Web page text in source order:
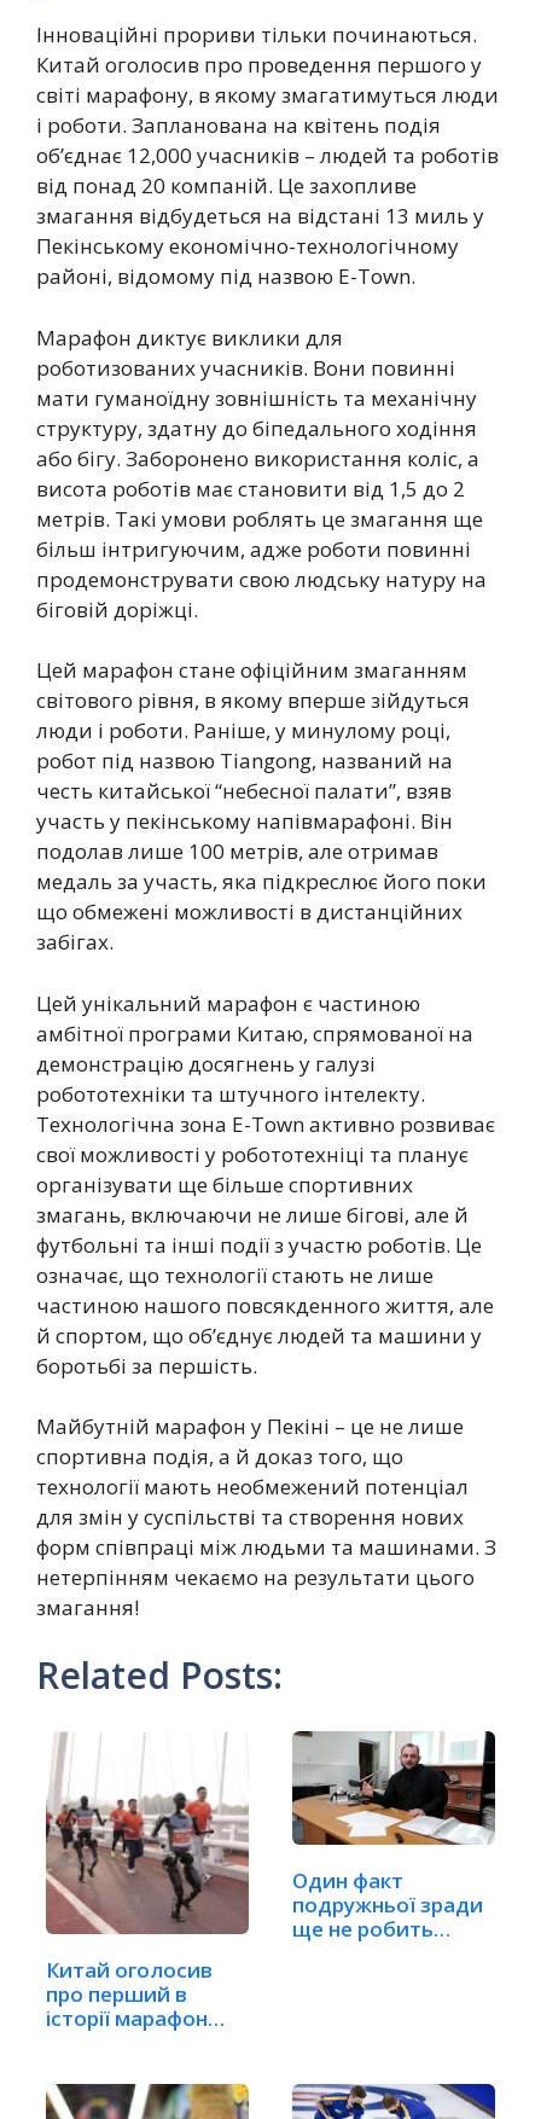
Інноваційні прориви тільки починаються.
Китай оголосив про проведення першого у
світі марафону, в якому змагатимуться люди
і роботи. Запланована на квітень подія
об’єднає 12,000 учасників – людей та роботів
від понад 20 компаній. Це захопливе
змагання відбудеться на відстані 13 миль у
Пекінському економічно-технологічному
районі, відомому під назвою E-Town.
Марафон диктує виклики для
роботизованих учасників. Вони повинні
мати гуманоїдну зовнішність та механічну
структуру, здатну до біпедального ходіння
або бігу. Заборонено використання коліс, а
висота роботів має становити від 1,5 до 2
метрів. Такі умови роблять це змагання ще
більш інтригуючим, адже роботи повинні
продемонструвати свою людську натуру на
біговій доріжці.
Цей марафон стане офіційним змаганням
світового рівня, в якому вперше зійдуться
люди і роботи. Раніше, у минулому році,
робот під назвою Tiangong, названий на
честь китайської “небесної палати”, взяв
участь у пекінському напівмарафоні. Він
подолав лише 100 метрів, але отримав
медаль за участь, яка підкреслює його поки
що обмежені можливості в дистанційних
забігах.
Цей унікальний марафон є частиною
амбітної програми Китаю, спрямованої на
демонстрацію досягнень у галузі
робототехніки та штучного інтелекту.
Технологічна зона E-Town активно розвиває
свої можливості у робототехніці та планує
організувати ще більше спортивних
змагань, включаючи не лише бігові, але й
футбольні та інші події з участю роботів. Це
означає, що технології стають не лише
частиною нашого повсякденного життя, але
й спортом, що об’єднує людей та машини у
боротьбі за першість.
Майбутній марафон у Пекіні – це не лише
спортивна подія, а й доказ того, що
технології мають необмежений потенціал
для змін у суспільстві та створення нових
форм співпраці між людьми та машинами. З
нетерпінням чекаємо на результати цього
змагання!
Related Posts:
Китай оголосив
про перший в
історії марафон
Один факт
подружньої зради
ще не робить